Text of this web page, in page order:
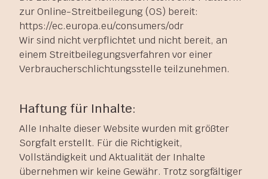
zur Online-Streitbeilegung (OS) bereit:
https://ec.europa.eu/consumers/odr
Wir sind nicht verpflichtet und nicht bereit, an
einem Streitbeilegungsverfahren vor einer
Verbraucherschlichtungsstelle teilzunehmen.
Haftung für Inhalte:
Alle Inhalte dieser Website wurden mit größter
Sorgfalt erstellt. Für die Richtigkeit,
Vollständigkeit und Aktualität der Inhalte
übernehmen wir keine Gewähr. Trotz sorgfältiger